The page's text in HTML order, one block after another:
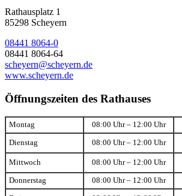
Rathausplatz 1
85298 Scheyern
08441 8064-0
08441 8064-64
scheyern@scheyern.de
www.scheyern.de
Öffnungszeiten des Rathauses
Montag 08:00 Uhr – 12:00 Uhr
Dienstag 08:00 Uhr – 12:00 Uhr
Mittwoch 08:00 Uhr – 12:00 Uhr
Donnerstag 08:00 Uhr – 12:00 Uhr